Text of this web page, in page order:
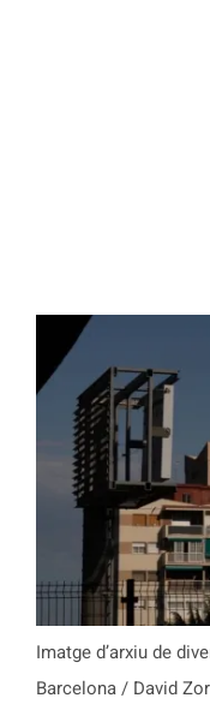
Imatge d’arxiu de
Barcelona / David